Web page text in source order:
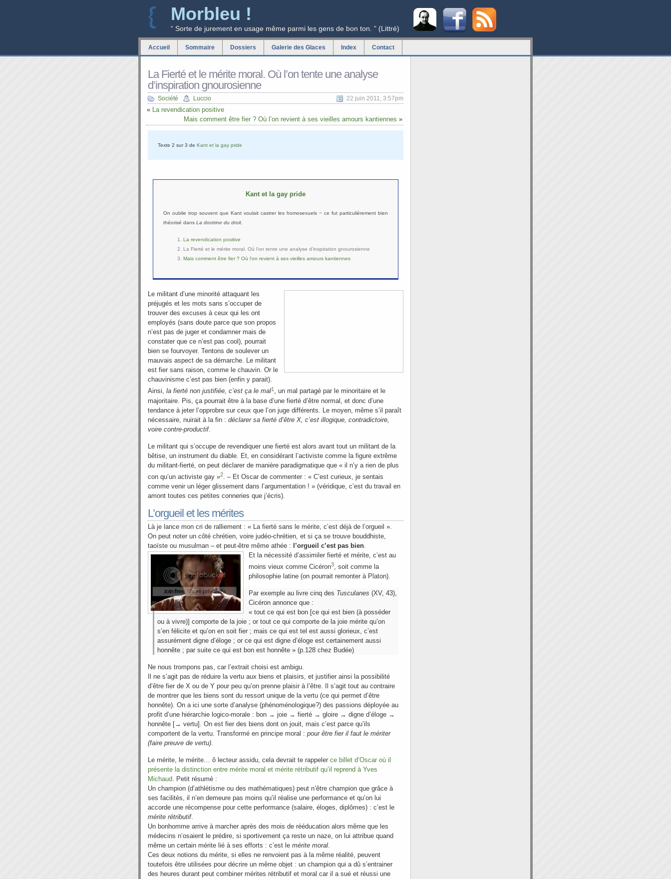
Morbleu !
“ Sorte de jurement en usage même parmi les gens de bon ton. ” (Littré)
Accueil Sommaire Dossiers Galerie des Glaces Index Contact
La Fierté et le mérite moral. Où l’on tente une analyse
d’inspiration gnourosienne
Société Luccio 22 juin 2011, 3:57pm
« La revendication positive
Mais comment être fier ? Où l’on revient à ses vieilles amours kantiennes »
Texte 2 sur 3 de Kant et la gay pride
Kant et la gay pride
On oublie trop souvent que Kant voulait castrer les homosexuels − ce fut particulièrement bien
théorisé dans La doctrine du droit
La revendication positive
La Fierté et le mérite moral. Où l’on tente une analyse d’inspiration gnourosienne
Mais comment être fier ? Où l’on revient à ses vieilles amours kantiennes
Le militant d’une minorité attaquant les
préjugés et les mots sans s’occuper de
trouver des excuses à ceux qui les ont
employés (sans doute parce que son propos
n’est pas de juger et condamner mais de
constater que ce n’est pas cool), pourrait
bien se fourvoyer. Tentons de soulever un
mauvais aspect de sa démarche. Le militant
est fier sans raison, comme le chauvin. Or le
chauvinisme c’est pas bien (enfin y parait).
Ainsi, la fierté non justifiée, c’est ça le mal1 , un mal partagé par le minoritaire et le
majoritaire. Pis, ça pourrait être à la base d’une fierté d’être normal, et donc d’une
tendance à jeter l’opprobre sur ceux que l’on juge différents. Le moyen, même s’il paraît
nécessaire, nuirait à la fin : déclarer sa fierté d’être X, c’est illogique, contradictoire,
voire contre-productif.
Le militant qui s’occupe de revendiquer une fierté est alors avant tout un militant de la
bêtise, un instrument du diable. Et, en considérant l’activiste comme la figure extrême
du militant-fierté, on peut déclarer de manière paradigmatique que « il n’y a rien de plus
con qu’un activiste gay »2
. – Et Oscar de commenter : « C’est curieux, je sentais
comme venir un léger glissement dans l’argumentation ! » (véridique, c’est du travail en
amont toutes ces petites conneries que j’écris).
L’orgueil et les mérites
Là je lance mon cri de ralliement : « La fierté sans le mérite, c’est déjà de l’orgueil ».
On peut noter un côté chrétien, voire judéo-chrétien, et si ça se trouve bouddhiste,
taoïste ou musulman – et peut-être même athée :
l’orgueil c’est pas bien
Et la nécessité d’assimiler fierté et mérite, c’est au
moins vieux comme Cicéron3, soit comme la
philosophie latine (on pourrait remonter à Platon).
Par exemple au livre cinq des Tusculanes (XV, 43),
Cicéron annonce que :
« tout ce qui est bon [ce qui est bien (à posséder
ou à vivre)] comporte de la joie ; or tout ce qui comporte de la joie mérite qu’on
s’en félicite et qu’on en soit fier ; mais ce qui est tel est aussi glorieux, c’est
assurément digne d’éloge ; or ce qui est digne d’éloge est certainement aussi
honnête ; par suite ce qui est bon est honnête » (p.128 chez Budée)
Ne nous trompons pas, car l’extrait choisi est ambigu.
Il ne s’agit pas de réduire la vertu aux biens et plaisirs, et justifier ainsi la possibilité
d’être fier de X ou de Y pour peu qu’on prenne plaisir à l’être. Il s’agit tout au contraire
de montrer que les biens sont du ressort unique de la vertu (ce qui permet d’être
honnête). On a ici une sorte d’analyse (phénoménologique?) des passions déployée au
profit d’une hiérarchie logico-morale : bon → joie → fierté → gloire → digne d’éloge →
honnête [→ vertu]. On est fier des biens dont on jouit, mais c’est parce qu’ils
comportent de la vertu. Transformé en principe moral : pour être fier il faut le mériter
(faire preuve de vertu).
Le mérite, le mérite… ô lecteur assidu, cela devrait te rappeler ce billet d’Oscar où il
présente la distinction entre mérite moral et mérite rétributif qu’il reprend à Yves
Michaud. Petit résumé :
Un champion (d’athlétisme ou des mathématiques) peut n’être champion que grâce à
ses facilités, il n’en demeure pas moins qu’il réalise une performance et qu’on lui
accorde une récompense pour cette performance (salaire, éloges, diplômes) : c’est le
mérite rétributif.
Un bonhomme arrive à marcher après des mois de rééducation alors même que les
médecins n’osaient le prédire, si sportivement ça reste un naze, on lui attribue quand
même un certain mérite lié à ses efforts : c’est le mérite moral.
Ces deux notions du mérite, si elles ne renvoient pas à la même réalité, peuvent
toutefois être utilisées pour décrire un même objet : un champion qui a dû s’entrainer
des heures durant peut combiner mérites rétributif et moral car il a sué et réussi une